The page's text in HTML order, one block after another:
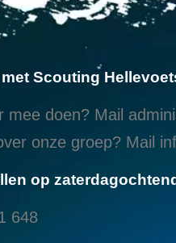
Scouting
mee doen? Mail
onze groep? Mail
op zaterdagochtend
648